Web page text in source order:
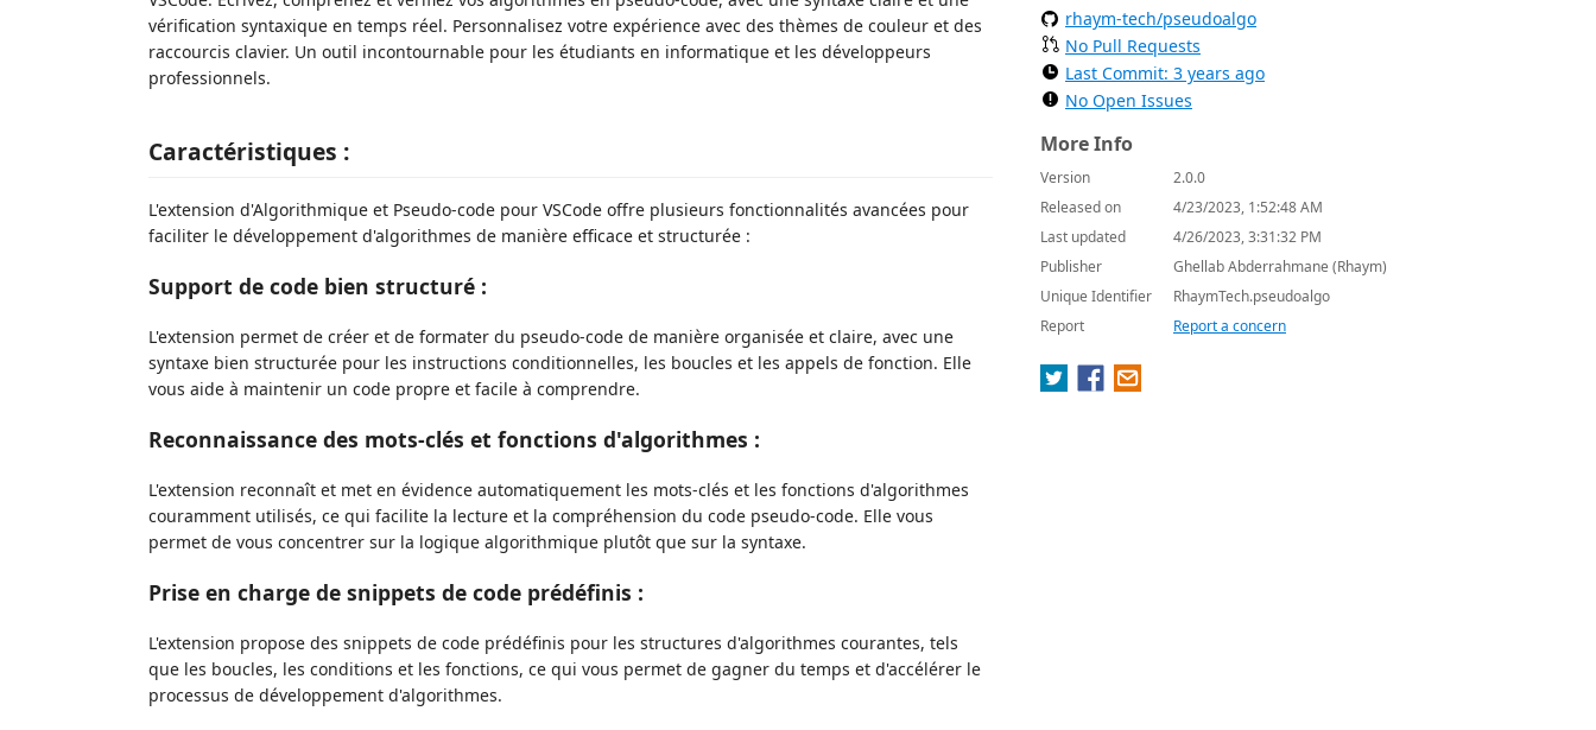
vérification syntaxique en temps réel. Personnalisez votre expérience avec des thèmes de couleur et des
raccourcis clavier. Un outil incontournable pour les étudiants en informatique et les développeurs
professionnels.
Caractéristiques :
L'extension d'Algorithmique et Pseudo-code pour VSCode offre plusieurs fonctionnalités avancées pour
faciliter le développement d'algorithmes de manière efficace et structurée :
Support de code bien structuré :
L'extension permet de créer et de formater du pseudo-code de manière organisée et claire, avec une
syntaxe bien structurée pour les instructions conditionnelles, les boucles et les appels de fonction. Elle
vous aide à maintenir un code propre et facile à comprendre.
Reconnaissance des mots-clés et fonctions d'algorithmes :
L'extension reconnaît et met en évidence automatiquement les mots-clés et les fonctions d'algorithmes
couramment utilisés, ce qui facilite la lecture et la compréhension du code pseudo-code. Elle vous
permet de vous concentrer sur la logique algorithmique plutôt que sur la syntaxe.
Prise en charge de snippets de code prédéfinis :
L'extension propose des snippets de code prédéfinis pour les structures d'algorithmes courantes, tels
que les boucles, les conditions et les fonctions, ce qui vous permet de gagner du temps et d'accélérer le
processus de développement d'algorithmes.
rhaym-tech/pseudoalgo
No Pull Requests
Last Commit: 3 years ago
No Open Issues
More Info
Version
2.0.0
Released on
4/23/2023, 1:52:48 AM
Last updated
4/26/2023, 3:31:32 PM
Publisher
Ghellab Abderrahmane (Rhaym)
Unique Identifier
RhaymTech.pseudoalgo
Report
Report a concern